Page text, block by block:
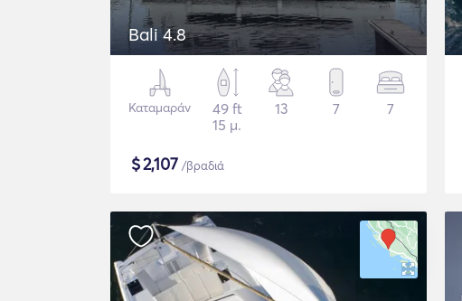
Bali 4.8
Καταμαράν
49 ft
15 μ.
13 7 7
$2,107 /βραδιά